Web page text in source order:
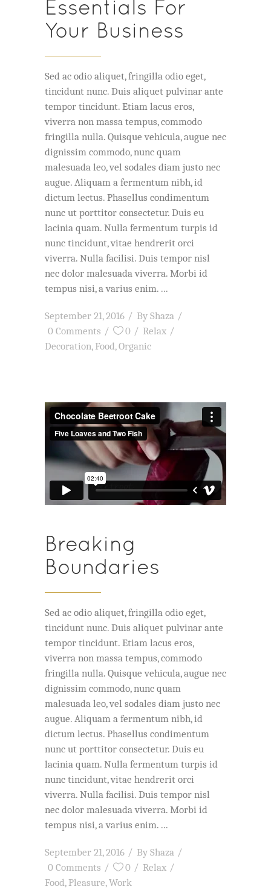
Essentials For
Your Business
Sed ac odio aliquet, fringilla odio eget,
tincidunt nunc. Duis aliquet pulvinar ante
tempor tincidunt. Etiam lacus eros,
viverra non massa tempus, commodo
fringilla nulla. Quisque vehicula, augue nec
dignissim commodo, nunc quam
malesuada leo, vel sodales diam justo nec
augue. Aliquam a fermentum nibh, id
dictum lectus. Phasellus condimentum
nunc ut porttitor consectetur. Duis eu
lacinia quam. Nulla fermentum turpis id
nunc tincidunt, vitae hendrerit orci
viverra. Nulla facilisi. Duis tempor nisl
nec dolor malesuada viverra. Morbi id
tempus nisi, a varius enim.
September 21, 2016 By Shaza
0 Comments
0
Relax
Decoration, Food,Organic
Breaking
Boundaries
Sed ac odio aliquet, fringilla odio eget,
tincidunt nunc. Duis aliquet pulvinar ante
tempor tincidunt. Etiam lacus eros,
viverra non massa tempus, commodo
fringilla nulla. Quisque vehicula, augue nec
dignissim commodo, nunc quam
malesuada leo, vel sodales diam justo nec
augue. Aliquam a fermentum nibh, id
dictum lectus. Phasellus condimentum
nunc ut porttitor consectetur. Duis eu
lacinia quam. Nulla fermentum turpis id
nunc tincidunt, vitae hendrerit orci
viverra. Nulla facilisi. Duis tempor nisl
nec dolor malesuada viverra. Morbi id
tempus nisi, a varius enim.
September 21, 2016 By Shaza
0 Comments
0
Relax
Food, Pleasure, Work